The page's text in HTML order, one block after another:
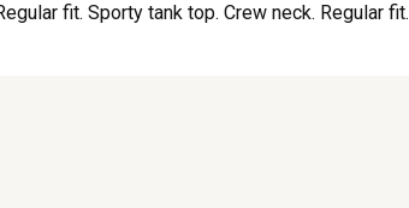
fit. Sporty tank top. Crew neck. Regular fit.